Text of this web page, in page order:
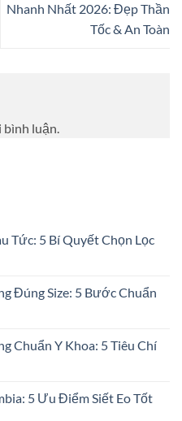
Nhanh Nhất 2026: Đẹp Thần
Tốc & An Toàn
bình luận.
Tức: 5 Bí Quyết Chọn Lọc
Đúng Size: 5 Bước Chuẩn
Chuẩn Y Khoa: 5 Tiêu Chí
5 Ưu Điểm Siết Eo Tốt